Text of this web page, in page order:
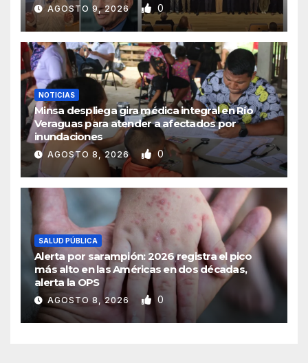
AGOSTO 9, 2026 0
NOTICIAS
Minsa despliega gira médica integral en Río
Veraguas para atender a afectados por
inundaciones
AGOSTO 8, 2026 0
SALUD PÚBLICA
Alerta por sarampión: 2026 registra el pico
más alto en las Américas en dos décadas,
alerta la OPS
AGOSTO 8, 2026 0